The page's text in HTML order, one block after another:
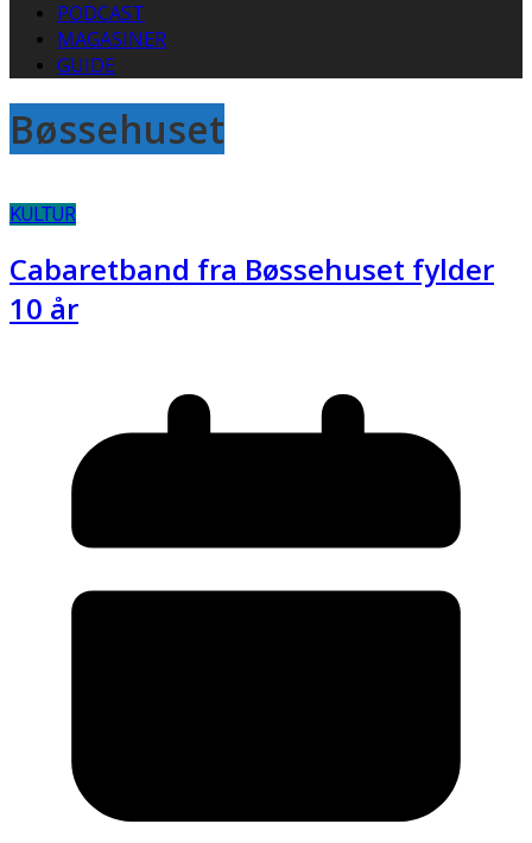
PODCAST
MAGASINER
GUIDE
Bøssehuset
KULTUR
Cabaretband fra Bøssehuset fylder
10 år